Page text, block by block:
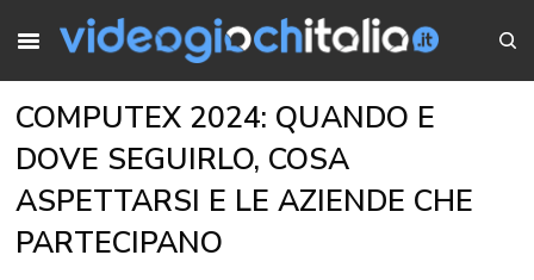
COMPUTEX 2024: QUANDO E
DOVE SEGUIRLO, COSA
ASPETTARSI E LE AZIENDE CHE
PARTECIPANO